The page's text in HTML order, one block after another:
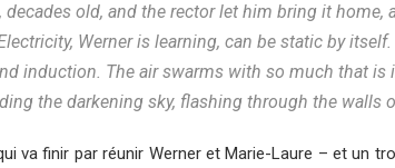
old, and the rector let him bring it
Werner is learning, can be static by
induction. The air swarms with so much that is
the darkening sky, flashing through the walls
va finir par réunir Werner et Marie-Laure – et un